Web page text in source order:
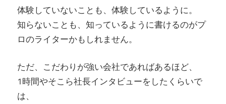
体験していないことも、体験しているように。
知らないことも、知っているように書けるのがプ
ロのライターかもしれません。
ただ、こだわりが強い会社であればあるほど、
1時間やそこら社長インタビューをしたくらいで
は、